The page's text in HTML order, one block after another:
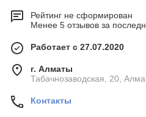
Рейтинг не сформирован
Менее 5 отзывов за
Работает с 27.07.2020
г. Алматы
Табачнозаводская, 20,
Контакты